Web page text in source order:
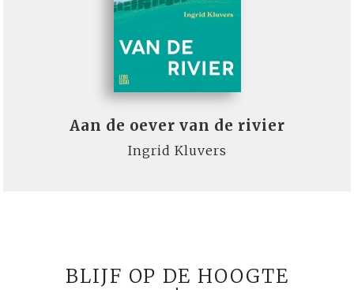
Aan de oever van de rivier
Ingrid Kluvers
BLIJF OP DE HOOGTE